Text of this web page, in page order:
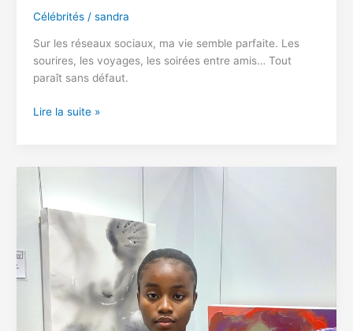
Célébrités/ sandra
Sur les réseaux sociaux, ma vie semble parfaite. Les
sourires, les voyages, les soirées entre amis… Tout
paraît sans défaut.
Ce
derrière
mes
photos
parfaites
Lire la suite »